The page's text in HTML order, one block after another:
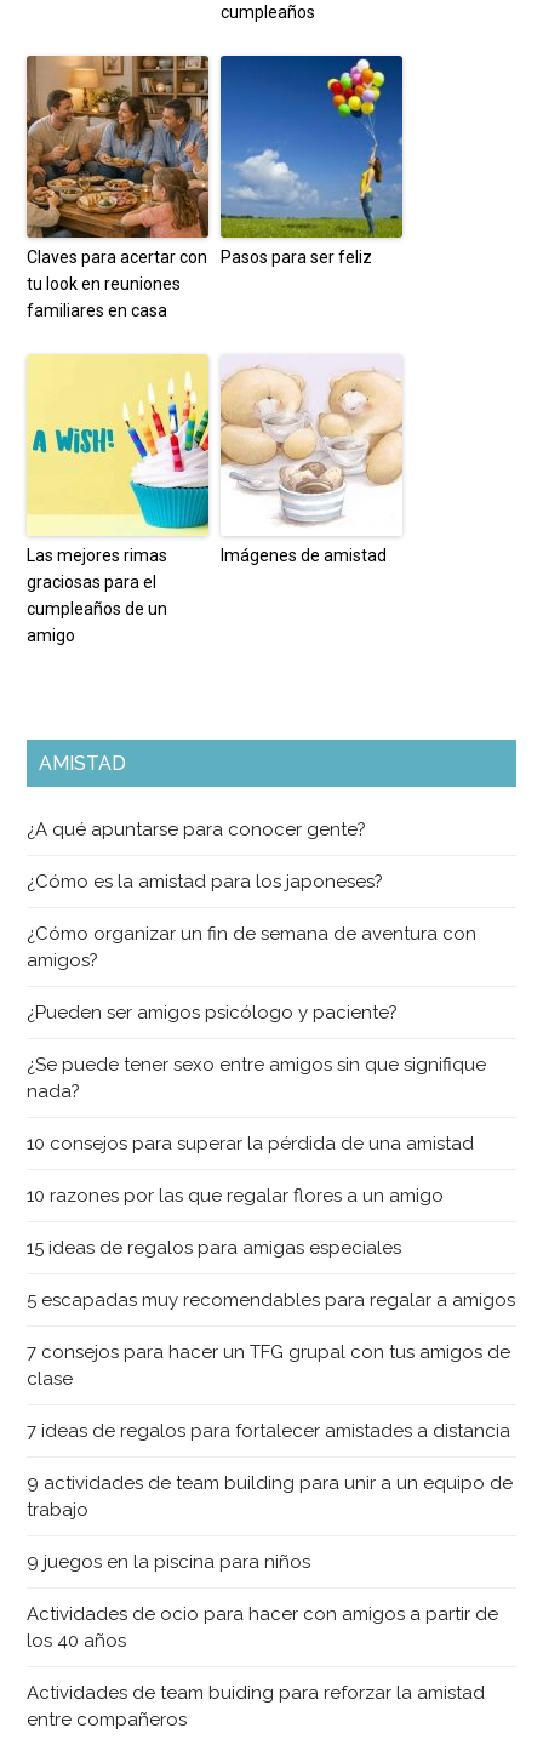
cumpleaños
Claves para acertar con
tu look en reuniones
familiares en casa
Pasos para ser feliz
Las mejores rimas
graciosas para el
cumpleaños de un
amigo
Imágenes de amistad
AMISTAD
¿A qué apuntarse para conocer gente?
¿Cómo es la amistad para los japoneses?
¿Cómo organizar un fin de semana de aventura con
amigos?
¿Pueden ser amigos psicólogo y paciente?
¿Se puede tener sexo entre amigos sin que signifique
nada?
10 consejos para superar la pérdida de una amistad
10 razones por las que regalar flores a un amigo
15 ideas de regalos para amigas especiales
5 escapadas muy recomendables para regalar a amigos
7 consejos para hacer un TFG grupal con tus amigos de
clase
7 ideas de regalos para fortalecer amistades a distancia
9 actividades de team building para unir a un equipo de
trabajo
9 juegos en la piscina para niños
Actividades de ocio para hacer con amigos a partir de
los 40 años
Actividades de team buiding para reforzar la amistad
entre compañeros